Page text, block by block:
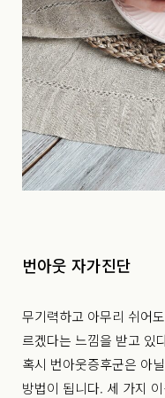
번아웃 자가진단
무기력하고 아무리 쉬어
르겠다는 느낌을 받고 있
혹시 번아웃증후군은 아
방법이 됩니다. 세 가지